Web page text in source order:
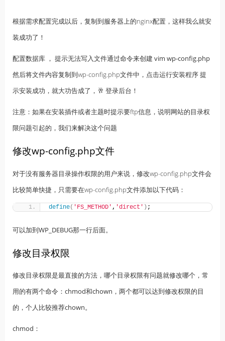
根据需求配置完成以后，复制到服务器上的nginx配置，这样我么就安
装成功了！
配置数据库 ， 提示无法写入文件通过命令来创建 vim wp-config.php
然后将文件内容复制到wp-config.php文件中，点击运行安装程序 提
示安装成功，就大功告成了，🥂 登录后台！
注意：如果在安装插件或者主题时提示要ftp信息，说明网站的目录权
限问题引起的，我们来解决这个问题
修改wp-config.php文件
对于没有服务器目录操作权限的用户来说，修改wp-config.php文件会
比较简单快捷，只需要在wp-config.php文件添加以下代码：
define( 'FS_METHOD' , 'direct' ) ;
可以加到WP_DEBUG那一行后面。
修改目录权限
修改目录权限是最直接的方法，哪个目录权限有问题就修改哪个，常
用的有两个命令： chmod和chown ，两个都可以达到修改权限的目
的，个人比较推荐chown。
chmod：